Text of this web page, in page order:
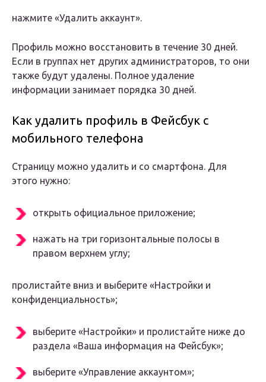
нажмите «Удалить аккаунт».
Профиль можно восстановить в течение 30 дней.
Если в группах нет других администраторов, то они
также будут удалены. Полное удаление
информации занимает порядка 30 дней.
Как удалить профиль в Фейсбук с
мобильного телефона
Страницу можно удалить и со смартфона. Для
этого нужно:
открыть официальное приложение;
нажать на три горизонтальные полосы в
правом верхнем углу;
пролистайте вниз и выберите «Настройки и
конфиденциальность»;
выберите «Настройки» и пролистайте ниже до
раздела «Ваша информация на Фейсбук»;
выберите «Управление аккаунтом»;